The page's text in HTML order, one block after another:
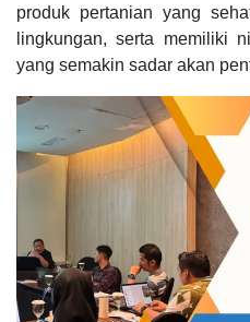
produk pertanian yang
lingkungan, serta memiliki
yang semakin sadar akan